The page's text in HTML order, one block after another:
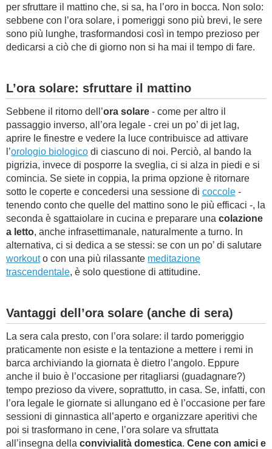
per sfruttare il mattino che, si sa, ha l’oro in bocca. Non solo:
sebbene con l’ora solare, i pomeriggi sono più brevi, le sere
sono più lunghe, trasformandosi così in tempo prezioso per
dedicarsi a ciò che di giorno non si ha mai il tempo di fare.
L’ora solare: sfruttare il mattino
Sebbene il ritorno dell’ora solare - come per altro il
passaggio inverso, all’ora legale - crei un po’ di jet lag,
aprire le finestre e vedere la luce contribuisce ad attivare
l’orologio biologico di ciascuno di noi. Perciò, al bando la
pigrizia, invece di posporre la sveglia, ci si alza in piedi e si
comincia. Se siete in coppia, la prima opzione è ritornare
sotto le coperte e concedersi una sessione di coccole -
tenendo conto che quelle del mattino sono le più efficaci -, la
seconda è sgattaiolare in cucina e preparare una colazione
a letto, anche infrasettimanale, naturalmente a turno. In
alternativa, ci si dedica a se stessi: se con un po’ di salutare
workouto con una più rilassante meditazione
trascendentale, è solo questione di attitudine.
Vantaggi dell’ora solare (anche di sera)
La sera cala presto, con l’ora solare: il tardo pomeriggio
praticamente non esiste e la tentazione a mettere i remi in
barca archiviando la giornata è dietro l’angolo. Eppure
anche il buio è l’occasione per ritagliarsi (guadagnare?)
tempo prezioso da vivere, soprattutto, in casa. Se, infatti, con
l’ora legale le giornate si allungano ed è l’occasione per fare
sessioni di ginnastica all’aperto e organizzare aperitivi che
poi si trasformano in cene, l’ora solare va sfruttata
all’insegna della convivialità domestica. Cene con amici e